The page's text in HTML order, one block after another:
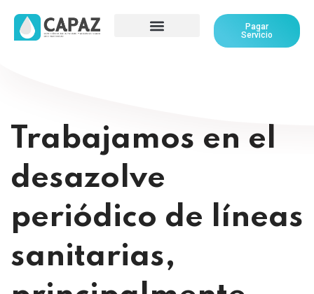
Pagar
Servicio
Trabajamos en el
desazolve
periódico de líneas
sanitarias,